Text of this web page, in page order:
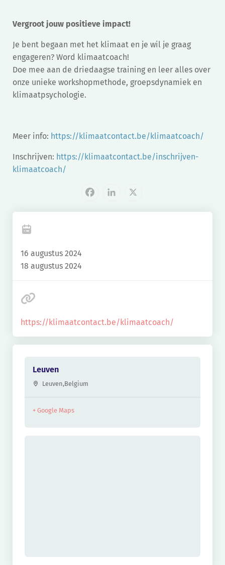
Vergroot jouw positieve impact!
Je bent begaan met het klimaat en je wil je graag
engageren? Word klimaatcoach!
Doe mee aan de driedaagse training en leer alles over
onze unieke workshopmethode, groepsdynamiek en
klimaatpsychologie.
Meer info: https://klimaatcontact.be/klimaatcoach/
Inschrijven: https://klimaatcontact.be/inschrijven-
klimaatcoach/
Facebook
LinkedIn
X
16 augustus 2024
18 augustus 2024
https://klimaatcontact.be/klimaatcoach/
Leuven
Leuven,Belgium
+ Google Maps